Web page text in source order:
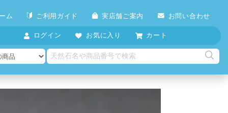
ム ご利用ガイド 実店舗ご案内 お問い合わせ
ログイン お気に入り カート